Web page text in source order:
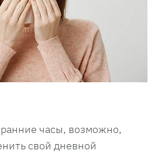
часы, возможно,
свой дневной